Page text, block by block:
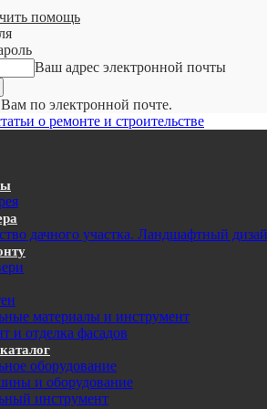
помощь
Ваш адрес электронной почты
по электронной почте.
о ремонте и строительстве
дачного участка. Ландшафтный
материалы и инструмент
и отделка фасадов
оборудование
и оборудование
инструмент